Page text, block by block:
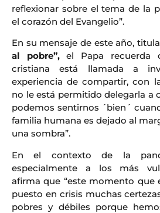
reflexionar sobre el tema de la
el corazón del Evangelio”.
En su mensaje de este año,
al pobre”,el Papa recuerda
cristiana está llamada a
experiencia de compartir, con
no le está permitido delegarla a
podemos sentirnos ´bien´
familia humana es dejado al
una sombra”.
En el contexto de la
especialmente a los más
afirma que “este momento que
puesto en crisis muchas
pobres y débiles porque